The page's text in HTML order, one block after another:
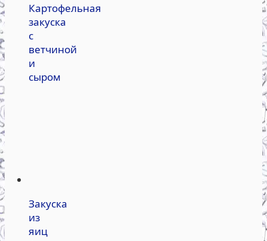
Картофельная
закуска
с
ветчиной
и
сыром
Закуска
из
яиц